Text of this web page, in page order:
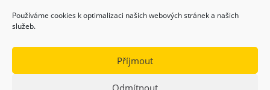
Používáme cookies k optimalizaci našich webových stránek a našich
služeb.
Příjmout
Odmítnout